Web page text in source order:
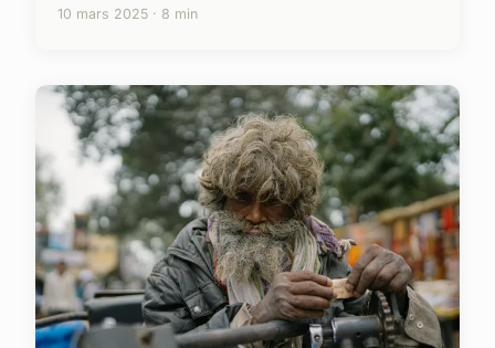
10 mars 2025 · 8 min